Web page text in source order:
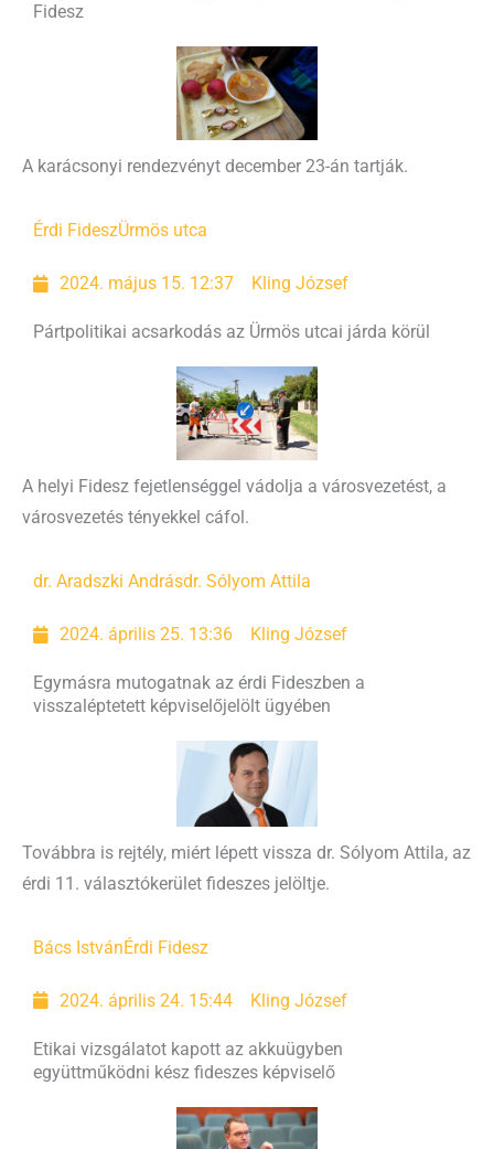
Fidesz
A karácsonyi rendezvényt december 23-án tartják.
Érdi FideszÜrmös utca
2024. május 15. 12:37 Kling József
Pártpolitikai acsarkodás az Ürmös utcai járda körül
A helyi Fidesz fejetlenséggel vádolja a városvezetést, a
városvezetés tényekkel cáfol.
dr. Aradszki Andrásdr. Sólyom Attila
2024. április 25. 13:36 Kling József
Egymásra mutogatnak az érdi Fideszben a
visszaléptetett képviselőjelölt ügyében
Továbbra is rejtély, miért lépett vissza dr. Sólyom Attila, az
érdi 11. választókerület fideszes jelöltje.
Bács IstvánÉrdi Fidesz
2024. április 24. 15:44 Kling József
Etikai vizsgálatot kapott az akkuügyben
együttműködni kész fideszes képviselő